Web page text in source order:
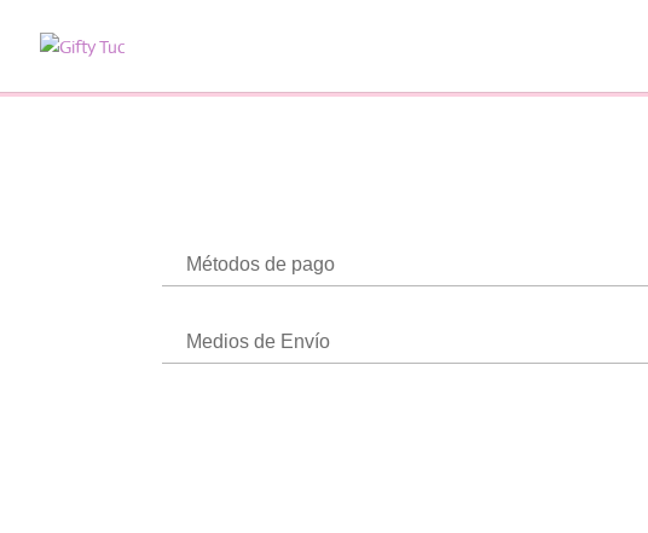
Métodos de pago
Medios de Envío